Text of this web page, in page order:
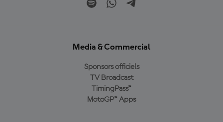
Media & Commercial
Sponsors officiels
TV Broadcast
TimingPass™
MotoGP™ Apps